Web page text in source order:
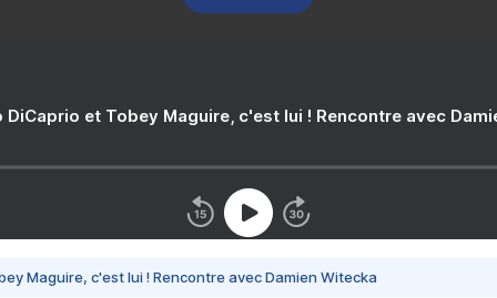
DiCaprio et Tobey Maguire, c'est lui ! Rencontre avec
Maguire, c'est lui ! Rencontre avec Damien Witecka